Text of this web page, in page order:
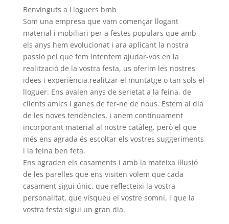
Benvinguts a Lloguers bmb
Som una empresa que vam començar llogant
material i mobiliari per a festes populars que amb
els anys hem evolucionat i ara aplicant la nostra
passió pel que fem intentem ajudar-vos en la
realització de la vostra festa, us oferim les nostres
idees i experiència,realitzar el muntatge o tan sols el
lloguer. Ens avalen anys de serietat a la feina, de
clients amics i ganes de fer-ne de nous. Estem al dia
de les noves tendències, i anem contínuament
incorporant material al nostre catàleg, però el que
més ens agrada és escoltar els vostres suggeriments
i la feina ben feta.
Ens agraden els casaments i amb la mateixa il·lusió
de les parelles que ens visiten volem que cada
casament sigui únic, que reflecteixi la vostra
personalitat, que visqueu el vostre somni, i que la
vostra festa sigui un gran dia.